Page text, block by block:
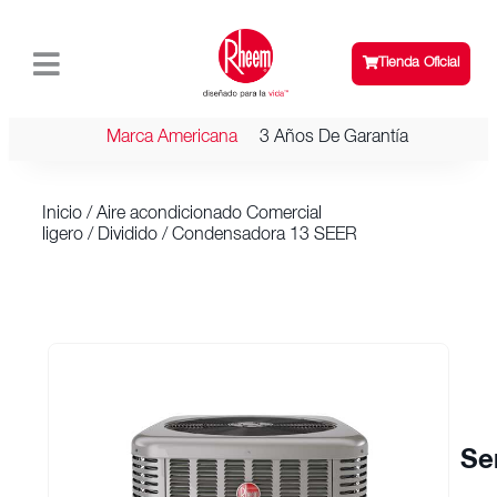
Tienda Oficial
Marca Americana 3 Años De Garantía
Inicio / Aire acondicionado Comercial
ligero / Dividido / Condensadora 13 SEER